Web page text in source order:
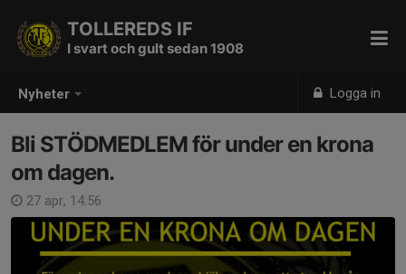
Nyheter Logga in
TOLLEREDS IF
I svart och gult sedan 1908
Bli STÖDMEDLEM för under en krona
om dagen.
27 apr, 14:56